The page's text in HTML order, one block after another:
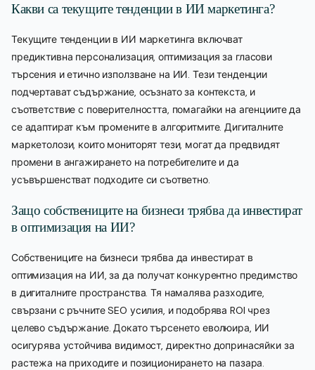
Какви са текущите тенденции в ИИ маркетинга?
Текущите тенденции в ИИ маркетинга включват
предиктивна персонализация, оптимизация за гласови
търсения и етично използване на ИИ. Тези тенденции
подчертават съдържание, осъзнато за контекста, и
съответствие с поверителността, помагайки на агенциите да
се адаптират към промените в алгоритмите. Дигиталните
маркетолози, които мониторят тези, могат да предвидят
промени в ангажирането на потребителите и да
усъвършенстват подходите си съответно.
Защо собствениците на бизнеси трябва да инвестират
в оптимизация на ИИ?
Собствениците на бизнеси трябва да инвестират в
оптимизация на ИИ, за да получат конкурентно предимство
в дигиталните пространства. Тя намалява разходите,
свързани с ръчните SEO усилия, и подобрява ROI чрез
целево съдържание. Докато търсенето еволюира, ИИ
осигурява устойчива видимост, директно допринасяйки за
растежа на приходите и позиционирането на пазара.